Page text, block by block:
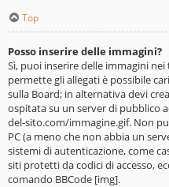
Top
Posso inserire delle immagini?
Sì, puoi inserire delle immagini
permette gli allegati è possibile
sulla Board; in alternativa devi
ospitata su un server di pubblico
del-sito.com/immagine.gif. Non
PC (a meno che non abbia un
sistemi di autenticazione, come
siti protetti da codici di accesso,
comando BBCode [img].